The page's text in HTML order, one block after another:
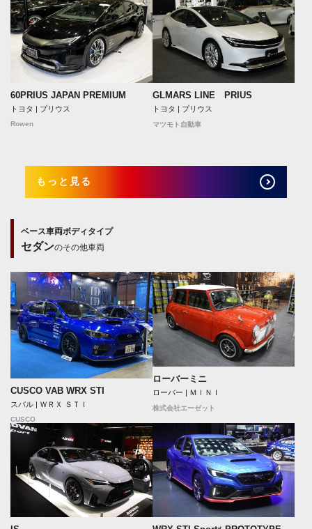
60PRIUS JAPAN PREMIUM
トヨタ | プリウス
Rowen
GLMARS LINE PRIUS
トヨタ | プリウス
マツモト自動車
もっと見る
ベース車両ボディタイプ
セダンのその他車両
CUSCO VAB WRX STI
スバル | ＷＲＸ ＳＴＩ
CUSCO
ローバーミニ
ローバー | ＭＩＮＩ
株式会社エーゼット